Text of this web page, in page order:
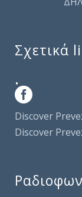
Σχετικά
.
Discover
Discover